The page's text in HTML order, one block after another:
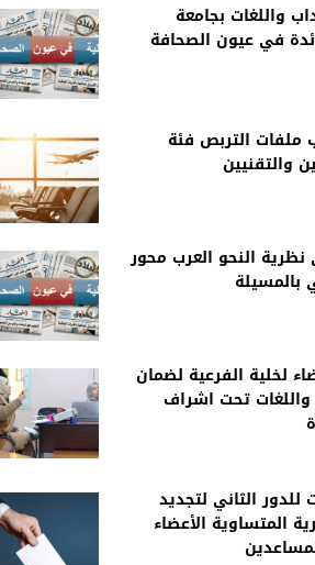
واللغات بجامعة
في عيون الصحافة
ملفات التربص فئة
والتقنيين
النحو العرب محور
لخلية الفرعية لضمان
واللغات تحت اشراف
للدور الثاني لتجديد
المتساوية الأعضاء